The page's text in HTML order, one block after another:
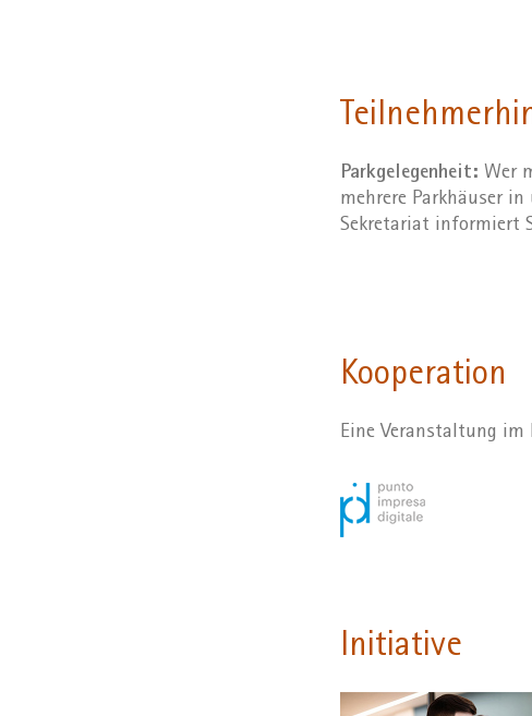
Parkgelegenheit: Wer
mehrere Parkhäuser
Sekretariat informiert
Kooperation
Eine Veranstaltung im
Initiative